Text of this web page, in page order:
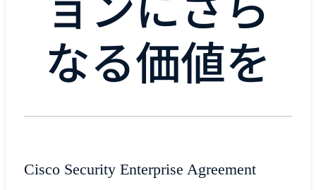
なる価値を
Cisco Security Enterprise Agreement